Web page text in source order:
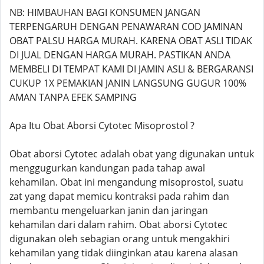
NB: HIMBAUHAN BAGI KONSUMEN JANGAN
TERPENGARUH DENGAN PENAWARAN COD JAMINAN
OBAT PALSU HARGA MURAH. KARENA OBAT ASLI TIDAK
DI JUAL DENGAN HARGA MURAH. PASTIKAN ANDA
MEMBELI DI TEMPAT KAMI DI JAMIN ASLI & BERGARANSI
CUKUP 1X PEMAKIAN JANIN LANGSUNG GUGUR 100%
AMAN TANPA EFEK SAMPING
Apa Itu Obat Aborsi Cytotec Misoprostol ?
Obat aborsi Cytotec adalah obat yang digunakan untuk
menggugurkan kandungan pada tahap awal
kehamilan. Obat ini mengandung misoprostol, suatu
zat yang dapat memicu kontraksi pada rahim dan
membantu mengeluarkan janin dan jaringan
kehamilan dari dalam rahim. Obat aborsi Cytotec
digunakan oleh sebagian orang untuk mengakhiri
kehamilan yang tidak diinginkan atau karena alasan